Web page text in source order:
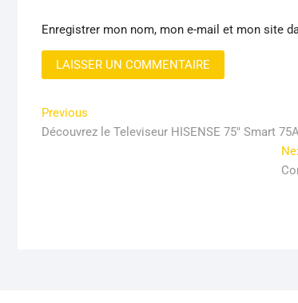
Enregistrer mon nom, mon e-mail et mon site
Navigation
de
Previous
post:
Découvrez le Televiseur HISENSE 75″ Smart